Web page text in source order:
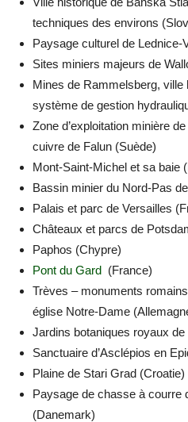
techniques des environs
Paysage culturel de Lednice-
Sites miniers majeurs de
Mines de Rammelsberg, ville
système de gestion
Zone d’exploitation minière
cuivre de Falun (Suède)
Mont-Saint-Michel et sa baie
Bassin minier du Nord-Pas
Palais et parc de Versailles
Châteaux et parcs de
Paphos (Chypre)
Pont du Gard (France)
Trèves – monuments
église Notre-Dame
Jardins botaniques royaux
Sanctuaire d’Asclépios en
Plaine de Stari Grad (Croatie)
Paysage de chasse à courre
(Danemark)